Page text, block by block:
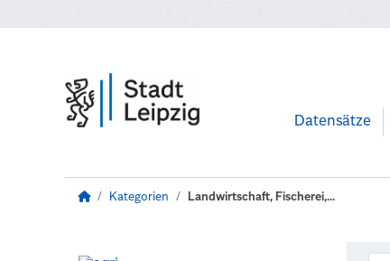
Datensätze
Kategorien Landwirtschaft, Fischerei,...